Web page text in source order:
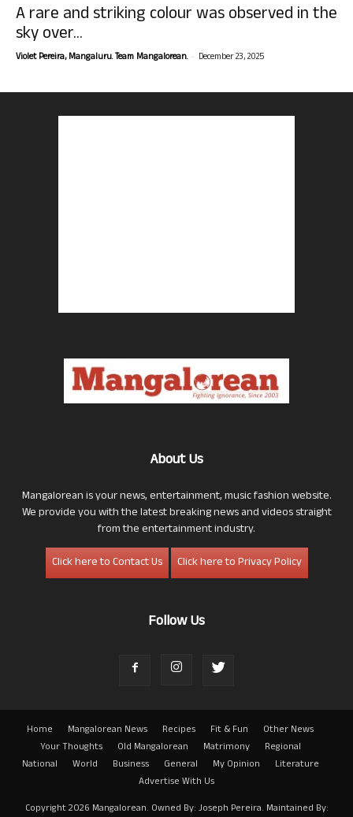
A rare and striking colour was observed in the
sky over...
Violet Pereira, Mangaluru. Team Mangalorean. - December 23, 2025
About Us
Mangalorean is your news, entertainment, music fashion website.
We provide you with the latest breaking news and videos straight
from the entertainment industry.
Click here to Contact Us
Click here to Privacy Policy
Follow Us
Home Mangalorean News Recipes Fit & Fun
Other News
Your Thoughts
Old Mangalorean Matrimony
Regional
National
World Business General My Opinion
Literature
Advertise With Us
Copyright 2026 Mangalorean. Owned By: Joseph Pereira. Maintained By: